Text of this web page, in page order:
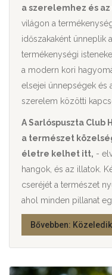
a szerelemhez és
világon a
időszakaként ünneplik
termékenységi
a modern kori
elsejei ünnepségek és
szerelem közötti
A Sarlóspuszta Club
a természet
életre kelhet itt, -
hangok, és az illatok.
cseréjét a természet
ahol minden pillanat
Bővebben: